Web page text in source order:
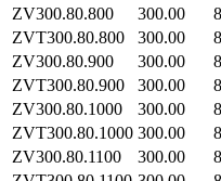
ZV300.80.800
300.00
ZVT300.80.800
300.00
ZV300.80.900
300.00
ZVT300.80.900
300.00
ZV300.80.1000
300.00
ZVT300.80.1000 300.00
ZV300.80.1100
300.00